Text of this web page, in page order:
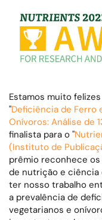
Estamos muito
"Deficiência de Ferro
Onívoros: Análise de
finalista para o "
(Instituto de
prêmio reconhece
de nutrição e ciência
ter nosso trabalho
a prevalência de
vegetarianos e